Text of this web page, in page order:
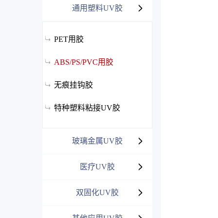
通用塑料UV胶
PET用胶
ABS/PS/PVC用胶
无痕挂钩胶
特种塑料粘接UV胶
玻璃金属UV胶
医疗UV胶
双固化UV胶